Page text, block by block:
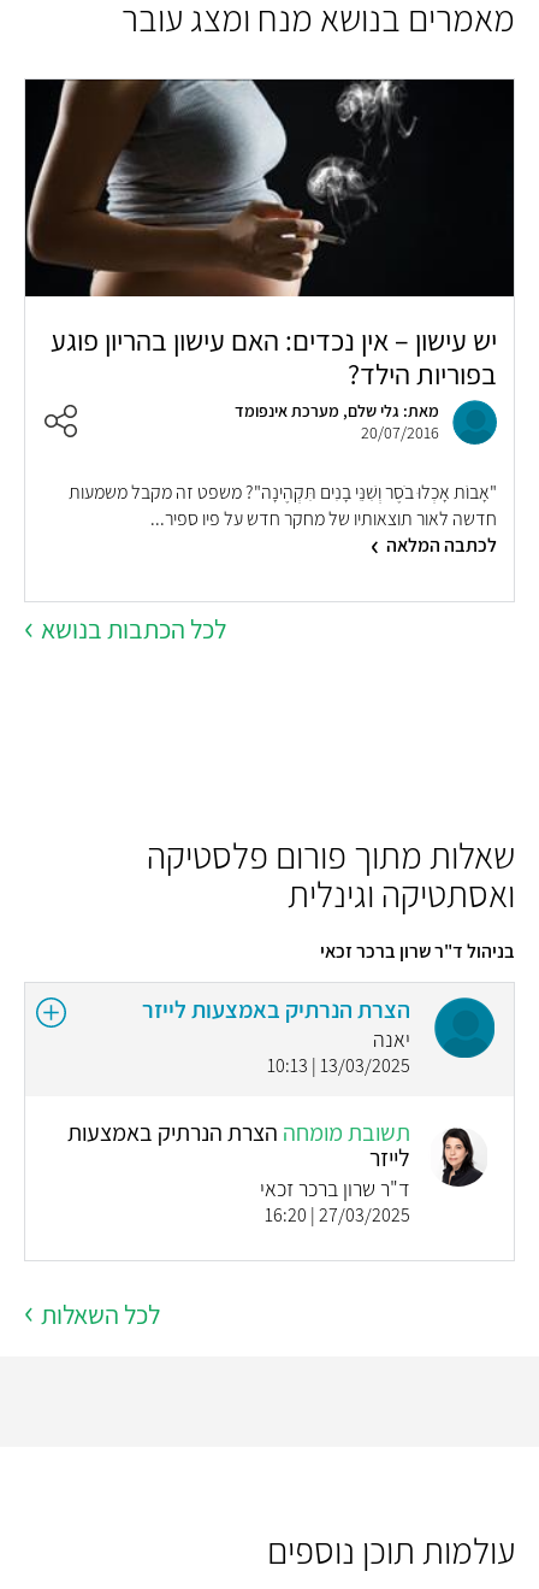
מאמרים בנושא מנח ומצג עובר
יש עישון – אין נכדים: האם עישון בהריון פוגע
בפוריות הילד?
מאת: גלי שלם, מערכת אינפומד
20/07/2016
"אָבוֹת אָכְלוּ בֹסֶר וְשִׁנֵּי בָנִים תִּקְהֶינָה"? משפט זה מקבל משמעות
חדשה לאור תוצאותיו של מחקר חדש על פיו ספיר...
לכתבה המלאה
לכל הכתבות בנושא
שאלות מתוך פורום פלסטיקה
ואסתטיקה וגינלית
בניהול ד"ר שרון ברכר זכאי
הצרת הנרתיק באמצעות לייזר
יאנה
13/03/2025 | 10:13
תשובת מומחה הצרת הנרתיק באמצעות
לייזר
ד"ר שרון ברכר זכאי
27/03/2025 | 16:20
לכל השאלות
עולמות תוכן נוספים